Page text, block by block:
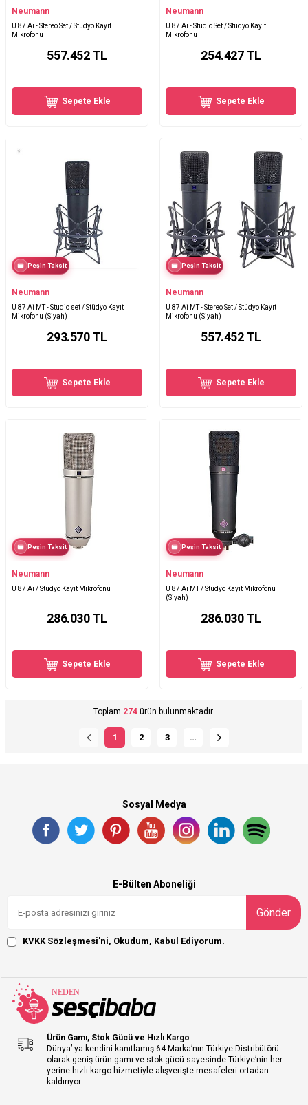
Neumann
U 87 Ai - Stereo Set / Stüdyo Kayıt
Mikrofonu
557.452TL
Sepete Ekle
Neumann
U 87 Ai - Studio Set / Stüdyo Kayıt
Mikrofonu
254.427TL
Sepete Ekle
Peşin Taksit
Neumann
U 87 Ai MT - Studio set / Stüdyo Kayıt
Mikrofonu (Siyah)
293.570TL
Sepete Ekle
Peşin Taksit
Neumann
U 87 Ai MT - Stereo Set / Stüdyo Kayıt
Mikrofonu (Siyah)
557.452TL
Sepete Ekle
Peşin Taksit
Neumann
U 87 Ai / Stüdyo Kayıt Mikrofonu
286.030TL
Sepete Ekle
Peşin Taksit
Neumann
U 87 Ai MT / Stüdyo Kayıt Mikrofonu
(Siyah)
286.030TL
Sepete Ekle
Toplam 274 ürün bulunmaktadır.
1 2 3 …
Sosyal Medya
E-Bülten Aboneliği
Gönder
KVKK Sözleşmesi'ni, Okudum, Kabul Ediyorum.
Ürün Gamı, Stok Gücü ve Hızlı Kargo
Dünya’ ya kendini kanıtlamış 64 Marka’nın Türkiye Distribütörü
olarak geniş ürün gamı ve stok gücü sayesinde Türkiye’nin her
yerine hızlı kargo hizmetiyle alışverişte mesafeleri ortadan
kaldırıyor.